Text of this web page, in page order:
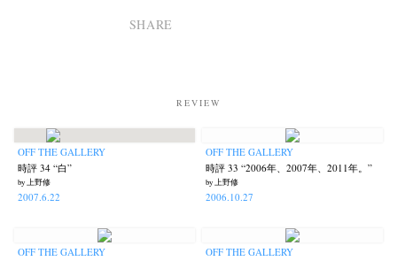
SHARE
REVIEW
OFF THE GALLERY
時評 34 “白”
by 上野修
2007.6.22
OFF THE GALLERY
時評 33 “2006年、2007年、2011年。”
by 上野修
2006.10.27
OFF THE GALLERY
OFF THE GALLERY